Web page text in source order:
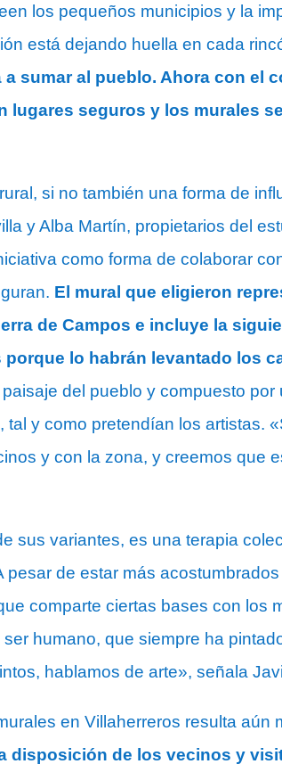
los pequeños municipios y la
está dejando huella en cada
sumar al pueblo. Ahora con el
seguros y los murales
si no también una forma de
y Alba Martín, propietarios del
como forma de colaborar
El mural que eligieron
de Campos e incluye la
lo habrán levantado los
del pueblo y compuesto por
y como pretendían los artistas.
y con la zona, y creemos que
sus variantes, es una terapia
de estar más
comparte ciertas bases con los
humano, que siempre ha
hablamos de arte», señala
en Villaherreros resulta aún
disposición de los vecinos y